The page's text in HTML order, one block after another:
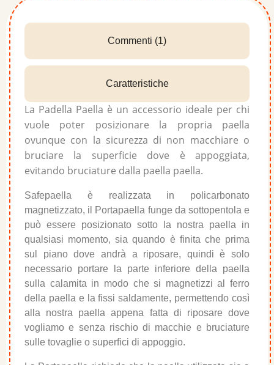
Caratteristiche
Commenti (1)
La Padella Paella è un accessorio ideale per chi
vuole poter posizionare la propria paella
ovunque con la sicurezza di non macchiare o
bruciare la superficie dove è appoggiata,
evitando bruciature dalla paella paella.
Safepaella è realizzata in policarbonato
magnetizzato, il Portapaella funge da sottopentola e
può essere posizionato sotto la nostra paella in
qualsiasi momento, sia quando è finita che prima
sul piano dove andrà a riposare, quindi è solo
necessario portare la parte inferiore della paella
sulla calamita in modo che si magnetizzi al ferro
della paella e la fissi saldamente, permettendo così
alla nostra paella appena fatta di riposare dove
vogliamo e senza rischio di macchie e bruciature
sulle tovaglie o superfici di appoggio.